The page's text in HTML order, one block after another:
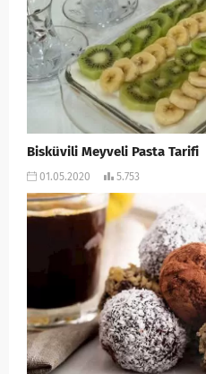
Bisküvili Meyveli Pasta Tarifi
01.05.2020 5.753